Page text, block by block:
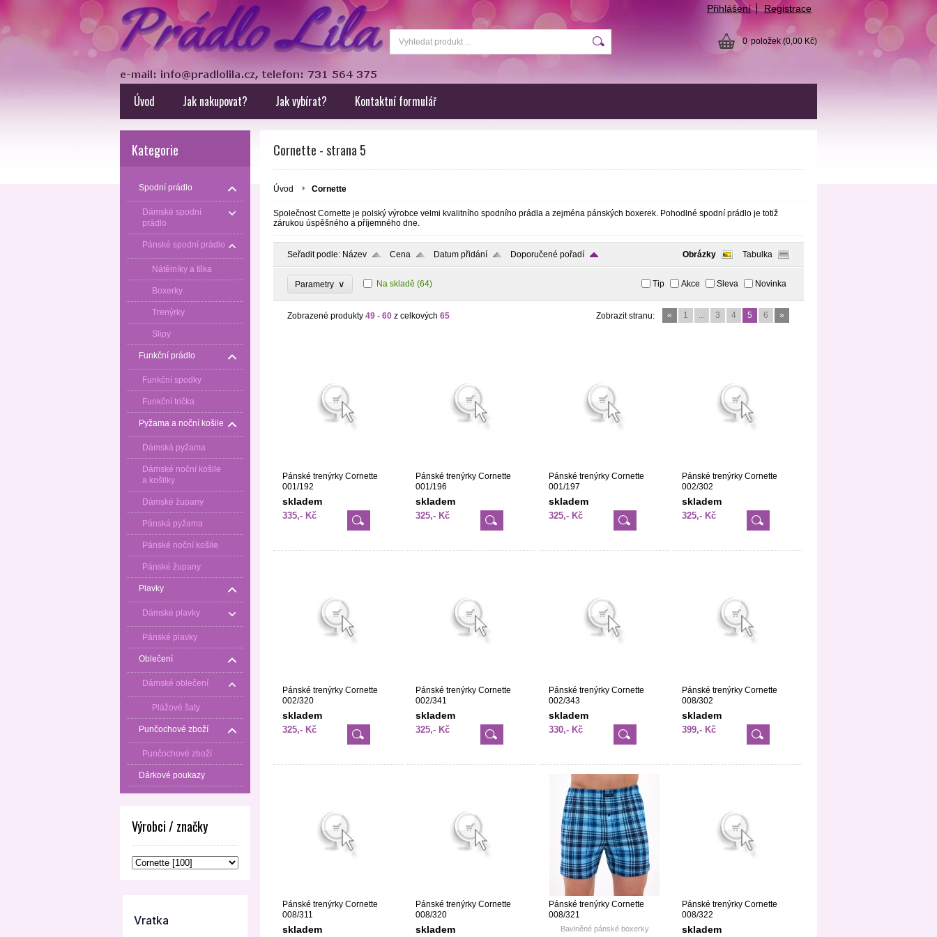
Přihlášení Registrace
0 položek (0,00 Kč)
Úvod Jak nakupovat? Jak vybírat? Kontaktní formulář
Kategorie
Spodní prádlo
Dámské spodní
prádlo
Pánské spodní prádlo
Nátělníky a tílka
Boxerky
Trenýrky
Slipy
Funkční prádlo
Funkční spodky
Funkční trička
Pyžama a noční košile
Dámská pyžama
Dámské noční košile
a košilky
Dámské župany
Pánská pyžama
Pánské noční košile
Pánské župany
Plavky
Dámské plavky
Pánské plavky
Oblečení
Dámské oblečení
Plážové šaty
Punčochové zboží
Punčochové zboží
Dárkové poukazy
Výrobci / značky
Cornette - strana 5
Úvod Cornette
Společnost Cornette je polský výrobce velmi kvalitního spodního prádla a zejména pánských boxerek. Pohodlné spodní prádlo je totiž
zárukou úspěšného a příjemného dne.
Seřadit podle: Název Cena Datum přidání Doporučené pořadí Obrázky Tabulka
Parametry ∨ Na skladě (64) Tip Akce Sleva Novinka
Zobrazené produkty 49 - 60 z celkových 65 Zobrazit stranu: « 1 ... 3 4 5 6 »
Pánské trenýrky Cornette
001/192
skladem
335,- Kč
Pánské trenýrky Cornette
001/196
skladem
325,- Kč
Pánské trenýrky Cornette
001/197
skladem
325,- Kč
Pánské trenýrky Cornette
002/302
skladem
325,- Kč
Pánské trenýrky Cornette
002/320
skladem
325,- Kč
Pánské trenýrky Cornette
002/341
skladem
325,- Kč
Pánské trenýrky Cornette
002/343
skladem
330,- Kč
Pánské trenýrky Cornette
008/302
skladem
399,- Kč
Pánské trenýrky Cornette
008/311
skladem
Pánské trenýrky Cornette
008/320
skladem
Pánské trenýrky Cornette
008/321
Bavlněné pánské boxerky
Pánské trenýrky Cornette
008/322
skladem